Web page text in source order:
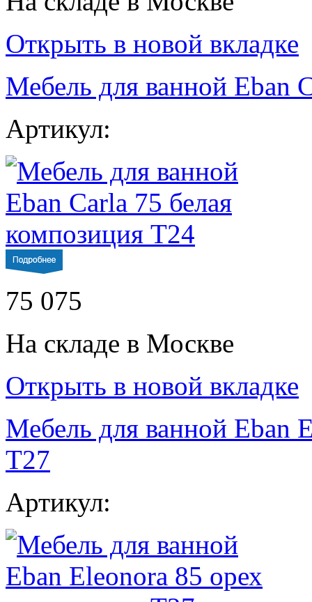
Открыть в новой вкладке
Мебель для ванной Eban
Артикул:
75 075
На складе в Москве
Открыть в новой вкладке
Мебель для ванной Eban
Т27
Артикул: